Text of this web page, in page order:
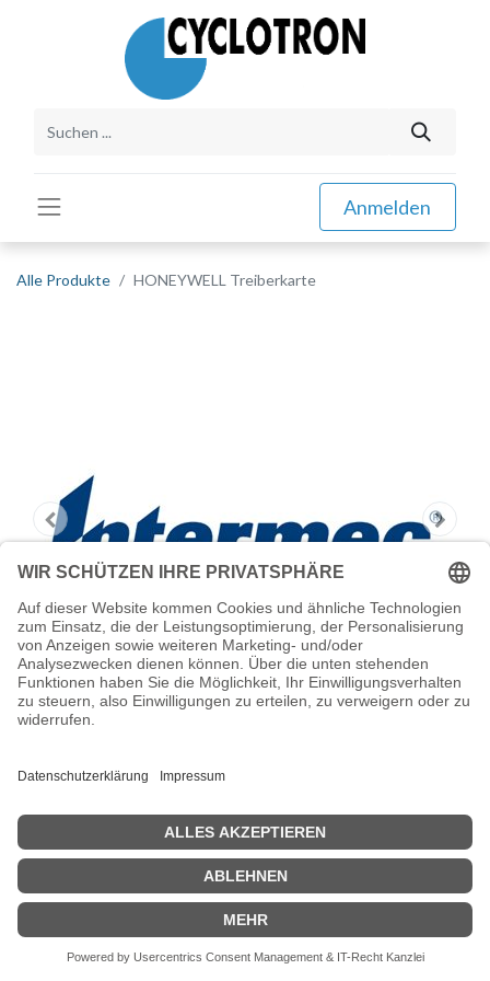
Anmelden
Alle Produkte HONEYWELL Treiberkarte
Intermec - Treiberkarte
Zeige Preise inklusiv MwSt. (Brutto)
249,25€ inkl. MwSt.
IN DEN WARENKORB